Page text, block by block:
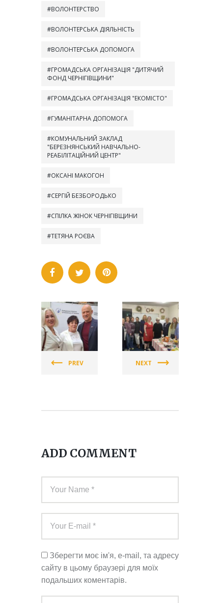
ВОЛОНТЕРСТВО
ВОЛОНТЕРСЬКА ДІЯЛЬНІСТЬ
ВОЛОНТЕРСЬКА ДОПОМОГА
ГРОМАДСЬКА ОРГАНІЗАЦІЯ "ДИТЯЧИЙ
ФОНД ЧЕРНІГІВЩИНИ"
ГРОМАДСЬКА ОРГАНІЗАЦІЯ "ЕКОМІСТО"
ГУМАНІТАРНА ДОПОМОГА
КОМУНАЛЬНИЙ ЗАКЛАД
"БЕРЕЗНЯНСЬКИЙ НАВЧАЛЬНО-
РЕАБІЛІТАЦІЙНИЙ ЦЕНТР"
ОКСАНІ МАКОГОН
СЕРГІЙ БЕЗБОРОДЬКО
СПІЛКА ЖІНОК ЧЕРНІГІВЩИНИ
ТЕТЯНА РОЄВА
СПІЛКА
ЖІНОК
УКРАЇНИ
PREV
СПІЛКА
ЖІНОК
УКРАЇНИ
NEXT
ADD COMMENT
Зберегти моє ім'я, e-mail, та адресу
сайту в цьому браузері для моїх
подальших коментарів.